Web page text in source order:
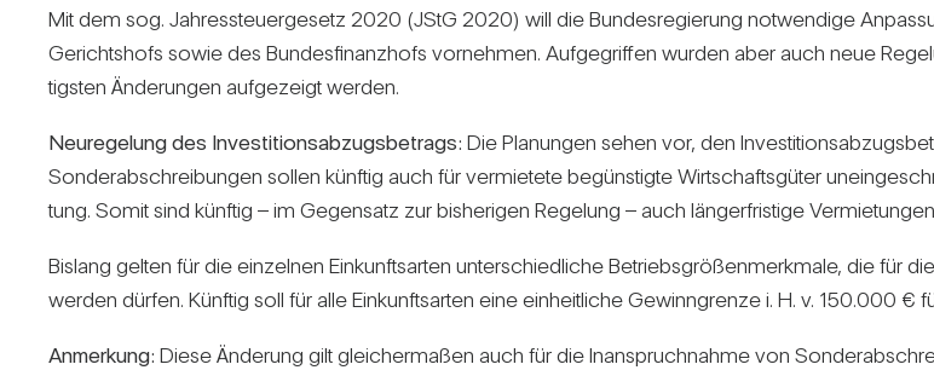
Mit dem sog. Jah­res­steu­er­ge­setz 2020 (JStG 2020) will die Bun­des­re­gie­rung not­wen­dige
Gerichts­hofs sowie des Bun­des­fi­nanz­hofs vor­nehmen. Auf­ge­griffen wurden aber auch neue
tigsten Ände­rungen auf­ge­zeigt werden.
Neu­re­ge­lung des Inves­ti­ti­ons­ab­zugs­be­trags: Die Pla­nungen sehen vor, den
Son­der­ab­schrei­bungen sollen künftig auch für ver­mie­tete begüns­tigte Wirt­schafts­güter
tung. Somit sind künftig – im Gegen­satz zur bis­he­rigen Rege­lung – auch län­ger­fris­tige
Bis­lang gelten für die ein­zelnen Ein­kunfts­arten unter­schied­liche Betriebs­grö­ßen­merk­male, die für
werden dürfen. Künftig soll für alle Ein­kunfts­arten eine ein­heit­liche Gewinn­grenze i. H. v. 150.000
Anmer­kung: Diese Ände­rung gilt glei­cher­maßen auch für die Inan­spruch­nahme von